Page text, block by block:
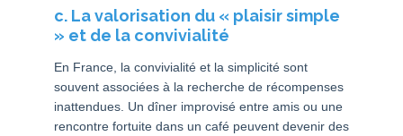
c. La valorisation du « plaisir simple
» et de la convivialité
En France, la convivialité et la simplicité sont
souvent associées à la recherche de récompenses
inattendues. Un dîner improvisé entre amis ou une
rencontre fortuite dans un café peuvent devenir des